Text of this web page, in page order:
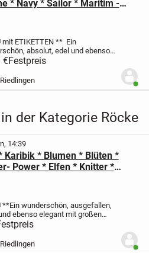
* Navy * Sailor * Maritim -
waist * Mini- Rock "BIBA by
Gr. 36/ S * rot * weiß *
blau *
mit ETIKETTEN ** Ein
absolut, edel und ebenso
und sehr stylisch
im angesagten, Marine *
* Maritim - LOOK
€Festpreis
der Kategorie Röcke
14:39
Karibik * Blumen * Blüten *
Power * Elfen * Knitter *
* Rock "HIRSCH." Gr. 38- 40/ S-
* rosè grün * mandarin *
* gelb * weiß *
**Ein wunderschön, ausgefallen,
ebenso elegant mit großen
Blumen * Blütem * Flower-
pink * rosè grün * mandarin *
* gelb * weiß *